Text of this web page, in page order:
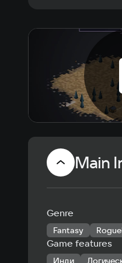
Main
Genre
Fantasy
Game features
Инди